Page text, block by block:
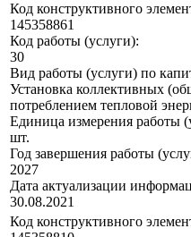
Код конструктивного
145358861
Код работы (услуги):
30
Вид работы (услуги) по
Установка коллективных
потреблением тепловой
Единица измерения работы
шт.
Год завершения работы
2027
Дата актуализации
30.08.2021
Код конструктивного